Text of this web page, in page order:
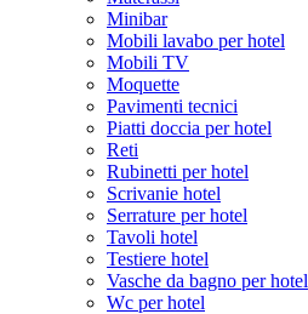
Minibar
Mobili lavabo per hotel
Mobili TV
Moquette
Pavimenti tecnici
Piatti doccia per hotel
Reti
Rubinetti per hotel
Scrivanie hotel
Serrature per hotel
Tavoli hotel
Testiere hotel
Vasche da bagno per hotel
Wc per hotel